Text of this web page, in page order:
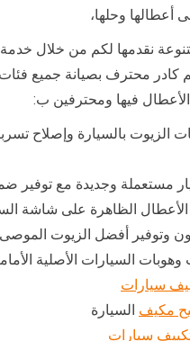
أعطالها وحلها،
نقدمها لكم من خلال
كادر محترف بصيانة جميع
الأعطال فيها ومحترفين ب:
الزيوت بالسيارة وإصلاح
مستعملة وجديدة مع توفير
الظاهرة على شاشة
وتوفير أفضل الزيوت الموصى
السيارات الأصلية
سيارات
مكيف السيارة
سيارات